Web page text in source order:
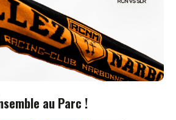
au Parc !